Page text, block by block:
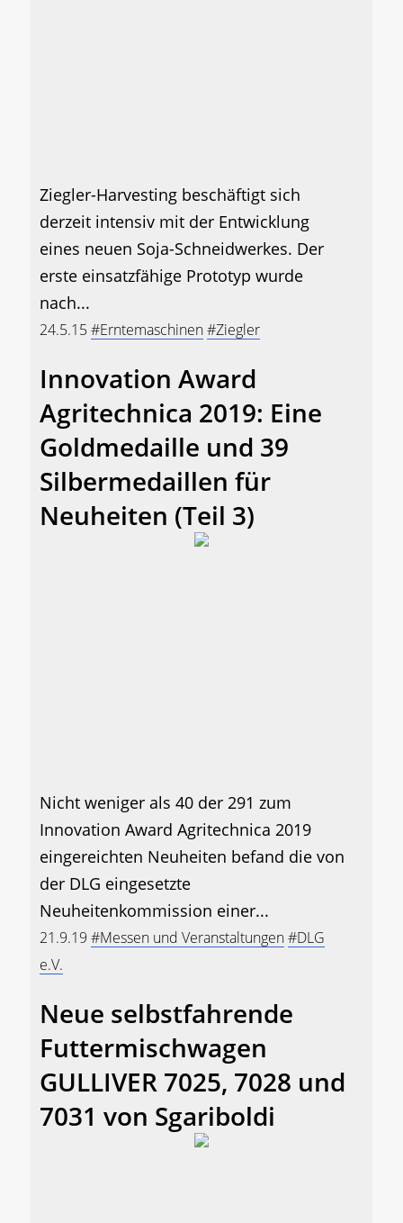
Ziegler-Harvesting beschäftigt sich
derzeit intensiv mit der Entwicklung
eines neuen Soja-Schneidwerkes. Der
erste einsatzfähige Prototyp wurde
nach...
24.5.15#Erntemaschinen#Ziegler
Innovation Award
Agritechnica 2019: Eine
Goldmedaille und 39
Silbermedaillen für
Neuheiten (Teil 3)
Nicht weniger als 40 der 291 zum
Innovation Award Agritechnica 2019
eingereichten Neuheiten befand die von
der DLG eingesetzte
Neuheitenkommission einer...
21.9.19 #Messen und Veranstaltungen#DLG
e.V.
Neue selbstfahrende
Futtermischwagen
GULLIVER 7025, 7028 und
7031 von Sgariboldi